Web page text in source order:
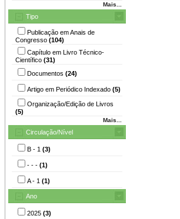
Mais...
Tipo
Publicação em Anais de
Congresso (104)
Capítulo em Livro Técnico-
Científico (31)
Documentos (24)
Artigo em Periódico Indexado (5)
Organização/Edição de Livros
(5)
Mais...
Circulação/Nível
B - 1 (3)
- - - (1)
A - 1 (1)
Ano
2025 (3)